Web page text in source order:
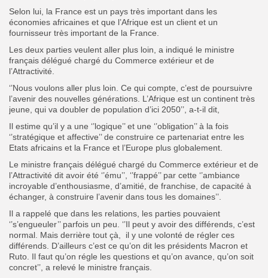
Selon lui, la France est un pays très important dans les
économies africaines et que l’Afrique est un client et un
fournisseur très important de la France.
Les deux parties veulent aller plus loin, a indiqué le ministre
français délégué chargé du Commerce extérieur et de
l’Attractivité.
‘’Nous voulons aller plus loin. Ce qui compte, c’est de poursuivre
l’avenir des nouvelles générations. L’Afrique est un continent très
jeune, qui va doubler de population d’ici 2050’’, a-t-il dit,
Il estime qu’il y a une ‘’logique’’ et une ‘’obligation’’ à la fois
‘’stratégique et affective’’ de construire ce partenariat entre les
Etats africains et la France et l’Europe plus globalement.
Le ministre français délégué chargé du Commerce extérieur et de
l’Attractivité dit avoir été ‘’ému’’, ‘’frappé’’ par cette ‘’ambiance
incroyable d’enthousiasme, d’amitié, de franchise, de capacité à
échanger, à construire l’avenir dans tous les domaines’’.
Il a rappelé que dans les relations, les parties pouvaient
‘’s’engueuler’’ parfois un peu. ‘’Il peut y avoir des différends, c’est
normal. Mais derrière tout çà, il y une volonté de régler ces
différends. D’ailleurs c’est ce qu’on dit les présidents Macron et
Ruto. Il faut qu’on régle les questions et qu’on avance, qu’on soit
concret’’, a relevé le ministre français.